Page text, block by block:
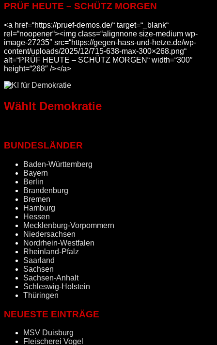
PRÜF HEUTE – SCHÜTZ MORGEN
<a href=“https://pruef-demos.de/“ target=“_blank“
rel=“noopener“><img class=“alignnone size-medium wp-
image-27235″ src=“https://gegen-hass-und-hetze.de/wp-
content/uploads/2025/12/715-638-max-300×268.png“
alt=“PRÜF HEUTE – SCHÜTZ MORGEN“ width=“300″
height=“268″ /></a>
Wählt Demokratie
BUNDESLÄNDER
Baden-Württemberg
Bayern
Berlin
Brandenburg
Bremen
Hamburg
Hessen
Mecklenburg-Vorpommern
Niedersachsen
Nordrhein-Westfalen
Rheinland-Pfalz
Saarland
Sachsen
Sachsen-Anhalt
Schleswig-Holstein
Thüringen
NEUESTE EINTRÄGE
MSV Duisburg
Fleischerei Vogel